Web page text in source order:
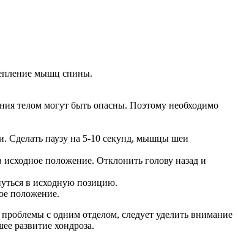
мышц спины.
телом могут быть опасны. Поэтому необходимо
Сделать паузу на 5-10 секунд, мышцы шеи
положение. Отклонить голову назад и
в исходную позицию.
положение.
с одним отделом, следует уделить внимание
развитие хондроза.